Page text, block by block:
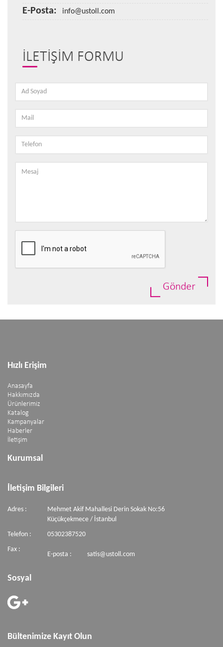
E-Posta: info@ustoll.com
İLETIŞIM FORMU
Gönder
Hızlı Erişim
Anasayfa
Hakkımızda
Ürünlerimiz
Katalog
Kampanyalar
Haberler
İletişim
Kurumsal
İletişim Bilgileri
Adres :
Mehmet Akif Mahallesi Derin Sokak No:56
Küçükçekmece / İstanbul
Telefon :
05302387520
Fax :
E-posta : satis@ustoll.com
Sosyal
Bültenimize Kayıt Olun